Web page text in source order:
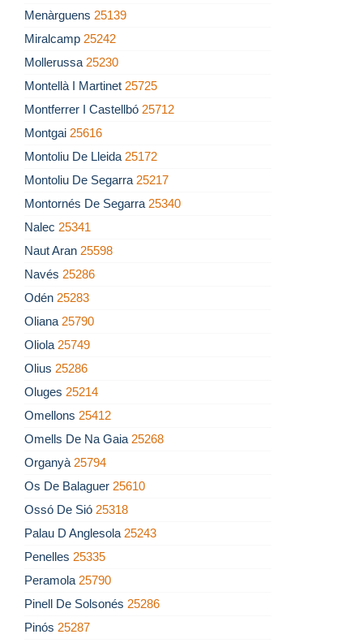
Menàrguens 25139
Miralcamp 25242
Mollerussa 25230
Montellà I Martinet 25725
Montferrer I Castellbó 25712
Montgai 25616
Montoliu De Lleida 25172
Montoliu De Segarra 25217
Montornés De Segarra 25340
Nalec 25341
Naut Aran 25598
Navés 25286
Odén 25283
Oliana 25790
Oliola 25749
Olius 25286
Oluges 25214
Omellons 25412
Omells De Na Gaia 25268
Organyà 25794
Os De Balaguer 25610
Ossó De Sió 25318
Palau D Anglesola 25243
Penelles 25335
Peramola 25790
Pinell De Solsonés 25286
Pinós 25287